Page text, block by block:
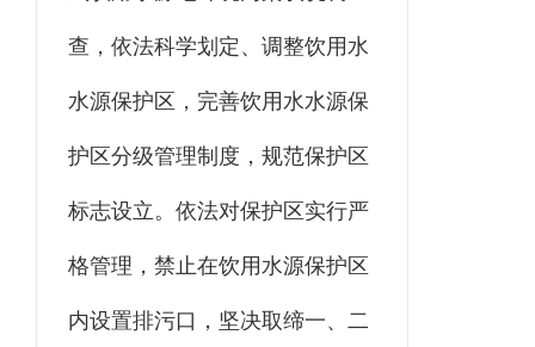
查，依法科学划定、调整饮用水
水源保护区，完善饮用水水源保
护区分级管理制度，规范保护区
标志设立。依法对保护区实行严
格管理，禁止在饮用水源保护区
内设置排污口，坚决取缔一、二